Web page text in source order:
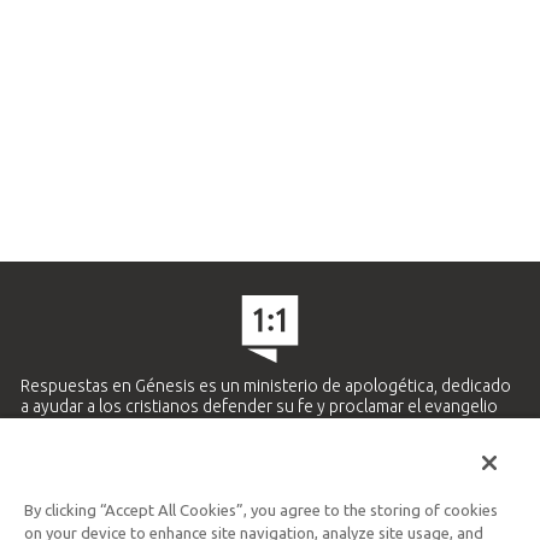
Respuestas en Génesis es un ministerio de apologética, dedicado
a ayudar a los cristianos defender su fe y proclamar el evangelio
Ministerio Hispano y Latinoamericano
By clicking “Accept All Cookies”, you agree to the storing of cookies
on your device to enhance site navigation, analyze site usage, and